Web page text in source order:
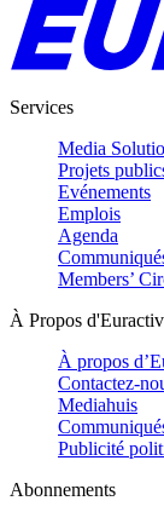
Services
Media
Projets
Evénements
Emplois
Agenda
Members’
À Propos d'Euractiv
À propos
Contactez-
Mediahuis
Publicité
Abonnements